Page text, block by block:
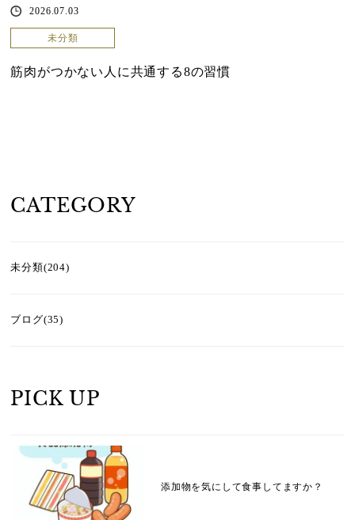
2026.07.03
未分類
筋肉がつかない人に共通する8の習慣
CATEGORY
未分類(204)
ブログ(35)
PICK UP
添加物を気にして食事してますか？